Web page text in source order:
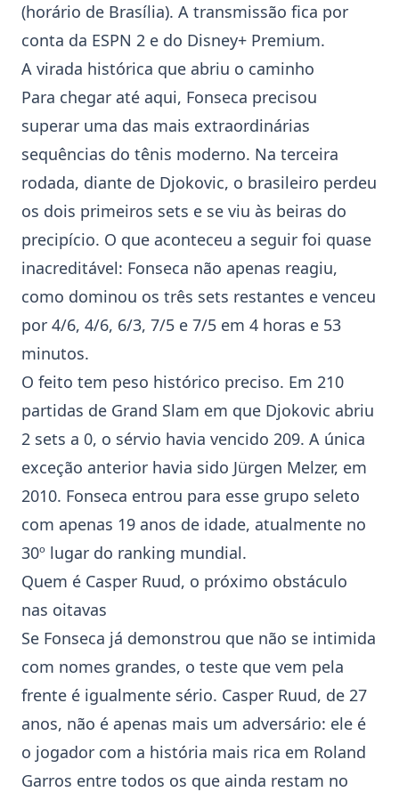
(horário de Brasília). A transmissão fica por
conta da ESPN 2 e do Disney+ Premium.
A virada histórica que abriu o caminho
Para chegar até aqui, Fonseca precisou
superar uma das mais extraordinárias
sequências do tênis moderno. Na terceira
rodada, diante de Djokovic, o brasileiro perdeu
os dois primeiros sets e se viu às beiras do
precipício. O que aconteceu a seguir foi quase
inacreditável: Fonseca não apenas reagiu,
como dominou os três sets restantes e venceu
por 4/6, 4/6, 6/3, 7/5 e 7/5 em 4 horas e 53
minutos.
O feito tem peso histórico preciso. Em 210
partidas de Grand Slam em que Djokovic abriu
2 sets a 0, o sérvio havia vencido 209. A única
exceção anterior havia sido Jürgen Melzer, em
2010. Fonseca entrou para esse grupo seleto
com apenas 19 anos de idade, atualmente no
30º lugar do ranking mundial.
Quem é Casper Ruud, o próximo obstáculo
nas oitavas
Se Fonseca já demonstrou que não se intimida
com nomes grandes, o teste que vem pela
frente é igualmente sério. Casper Ruud, de 27
anos, não é apenas mais um adversário: ele é
o jogador com a história mais rica em Roland
Garros entre todos os que ainda restam no